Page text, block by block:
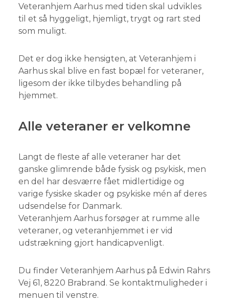
Veteranhjem Aarhus med tiden skal udvikles
til et så hyggeligt, hjemligt, trygt og rart sted
som muligt.
Det er dog ikke hensigten, at Veteranhjem i
Aarhus skal blive en fast bopæl for veteraner,
ligesom der ikke tilbydes behandling på
hjemmet.
Alle veteraner er velkomne
Langt de fleste af alle veteraner har det
ganske glimrende både fysisk og psykisk, men
en del har desværre fået midlertidige og
varige fysiske skader og psykiske mén af deres
udsendelse for Danmark.
Veteranhjem Aarhus forsøger at rumme alle
veteraner, og veteranhjemmet i er vid
udstrækning gjort handicapvenligt.
Du finder Veteranhjem Aarhus på Edwin Rahrs
Vej 61, 8220 Brabrand. Se kontaktmuligheder i
menuen til venstre.